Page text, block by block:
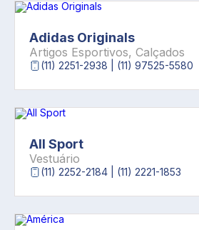
Adidas Originals
Artigos Esportivos, Calçados
(11) 2251-2938 | (11) 97525-5580
All Sport
Vestuário
(11) 2252-2184 | (11) 2221-1853